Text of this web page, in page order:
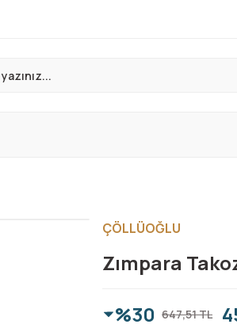
ÇÖLLÜOĞLU
Zımpara
%30 647,51 TL